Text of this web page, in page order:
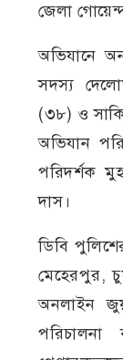
জেলা
অভিযানে
সদস্য
(৩৮) ও
অভিযান
পরিদর্শক
দাস।
ডিবি
মেহেরপুর,
অনলাইন